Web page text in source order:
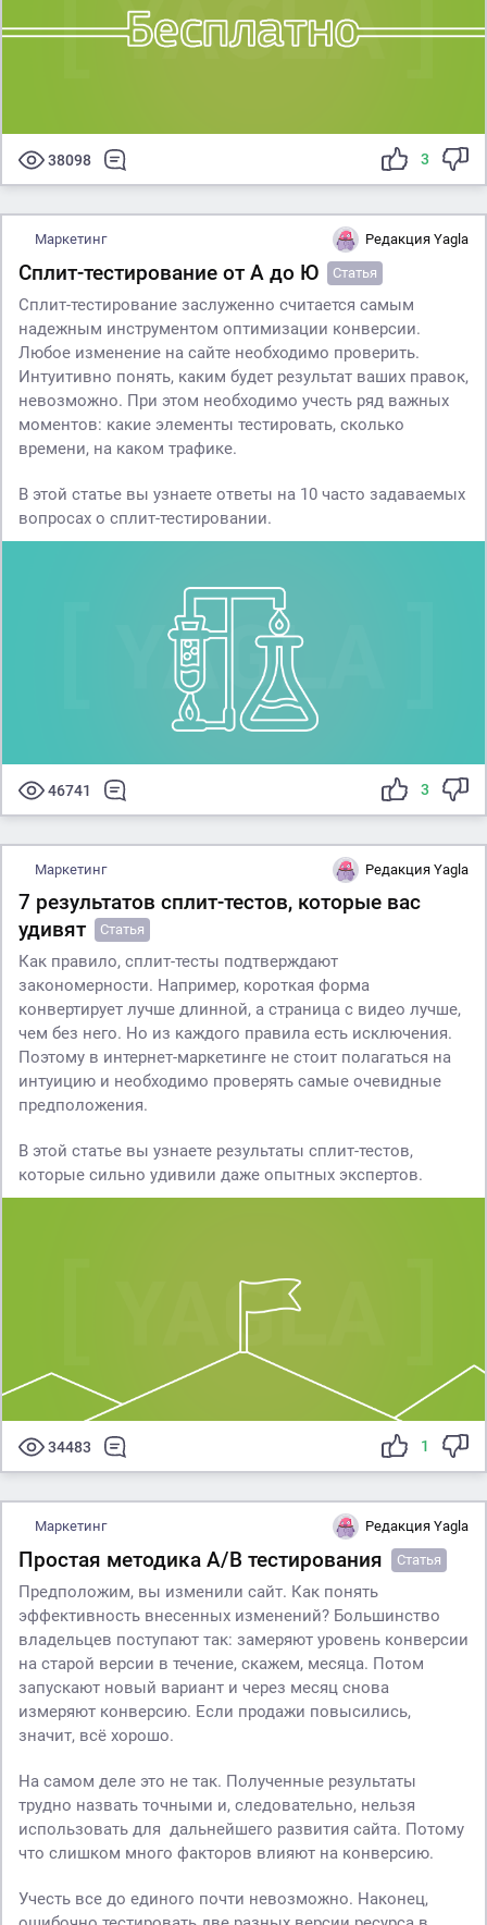
38098 3
Маркетинг Редакция Yagla
Сплит-тестирование от А до Ю Статья
Сплит-тестирование заслуженно считается самым
надежным инструментом оптимизации конверсии.
Любое изменение на сайте необходимо проверить.
Интуитивно понять, каким будет результат ваших правок,
невозможно. При этом необходимо учесть ряд важных
моментов: какие элементы тестировать, сколько
времени, на каком трафике.
В этой статье вы узнаете ответы на 10 часто задаваемых
вопросах о сплит-тестировании.
46741 3
Маркетинг Редакция Yagla
7 результатов сплит-тестов, которые вас
удивят
Статья
Как правило, сплит-тесты подтверждают
закономерности. Например, короткая форма
конвертирует лучше длинной, а страница с видео лучше,
чем без него. Но из каждого правила есть исключения.
Поэтому в интернет-маркетинге не стоит полагаться на
интуицию и необходимо проверять самые очевидные
предположения.
В этой статье вы узнаете результаты сплит-тестов,
которые сильно удивили даже опытных экспертов.
34483 1
Маркетинг Редакция Yagla
Простая методика A/B тестирования Статья
Предположим, вы изменили сайт. Как понять
эффективность внесенных изменений? Большинство
владельцев поступают так: замеряют уровень конверсии
на старой версии в течение, скажем, месяца. Потом
запускают новый вариант и через месяц снова
измеряют конверсию. Если продажи повысились,
значит, всё хорошо.
На самом деле это не так. Полученные результаты
трудно назвать точными и, следовательно, нельзя
использовать для дальнейшего развития сайта. Потому
что слишком много факторов влияют на конверсию.
Учесть все до единого почти невозможно. Наконец,